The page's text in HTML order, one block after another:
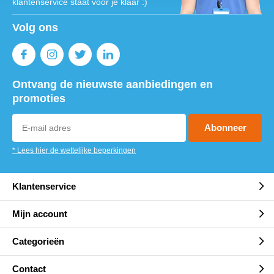
Volg ons
Ontvang de nieuwste aanbiedingen en
promoties
Abonneer
* Lees hier de wettelijke beperkingen
Klantenservice
Mijn account
Categorieën
Contact